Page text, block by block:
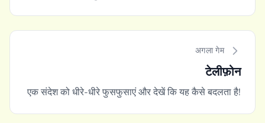
अगला गेम
टेलीफ़ोन
एक संदेश को धीरे-धीरे फुसफुसाएं और देखें कि यह कैसे बदलता है!